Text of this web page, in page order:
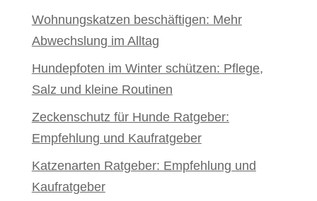
Wohnungskatzen beschäftigen: Mehr
Abwechslung im Alltag
Hundepfoten im Winter schützen: Pflege,
Salz und kleine Routinen
Zeckenschutz für Hunde Ratgeber:
Empfehlung und Kaufratgeber
Katzenarten Ratgeber: Empfehlung und
Kaufratgeber